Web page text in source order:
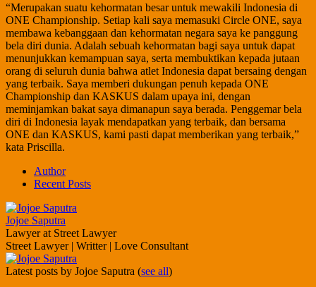
“Merupakan suatu kehormatan besar untuk mewakili Indonesia di
ONE Championship. Setiap kali saya memasuki Circle ONE, saya
membawa kebanggaan dan kehormatan negara saya ke panggung
bela diri dunia. Adalah sebuah kehormatan bagi saya untuk dapat
menunjukkan kemampuan saya, serta membuktikan kepada jutaan
orang di seluruh dunia bahwa atlet Indonesia dapat bersaing dengan
yang terbaik. Saya memberi dukungan penuh kepada ONE
Championship dan KASKUS dalam upaya ini, dengan
meminjamkan bakat saya dimanapun saya berada. Penggemar bela
diri di Indonesia layak mendapatkan yang terbaik, dan bersama
ONE dan KASKUS, kami pasti dapat memberikan yang terbaik,”
kata Priscilla.
Author
Recent Posts
Jojoe Saputra
Lawyerat Street Lawyer
Street Lawyer | Writter | Love Consultant
Latest posts by Jojoe Saputra (see all)